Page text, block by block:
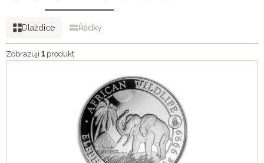
Dlaždice Řádky
Zobrazuji 1 produkt